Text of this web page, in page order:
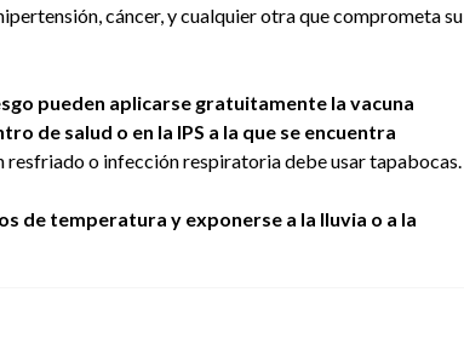
cáncer, y cualquier otra que comprometa su
pueden aplicarse gratuitamente la vacuna
de salud o en la IPS a la que se encuentra
resfriado o infección respiratoria debe usar tapabocas.
de temperatura y exponerse a la lluvia o a la